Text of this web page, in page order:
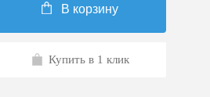
В корзину
Купить в 1 клик